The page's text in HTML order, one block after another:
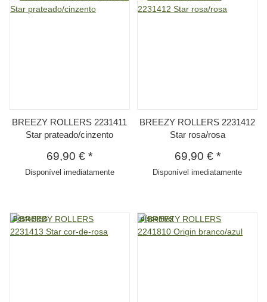
BREEZY ROLLERS 2231411
Star prateado/cinzento
69,90 €*
Disponível imediatamente
BREEZY ROLLERS 2231412
Star rosa/rosa
69,90 € *
Disponível imediatamente
Bestsellers disponivel